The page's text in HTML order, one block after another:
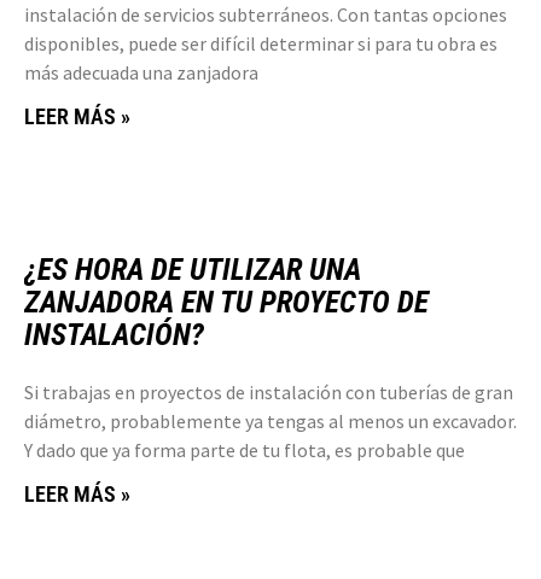
instalación de servicios subterráneos. Con tantas opciones
disponibles, puede ser difícil determinar si para tu obra es
más adecuada una zanjadora
LEER MÁS »
¿ES HORA DE UTILIZAR UNA
ZANJADORA EN TU PROYECTO DE
INSTALACIÓN?
Si trabajas en proyectos de instalación con tuberías de gran
diámetro, probablemente ya tengas al menos un excavador.
Y dado que ya forma parte de tu flota, es probable que
LEER MÁS »